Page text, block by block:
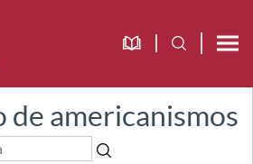
de americanismos